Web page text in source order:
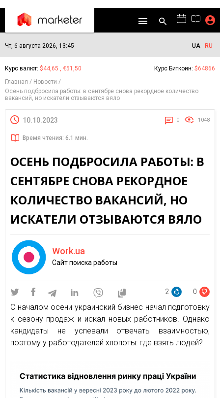
Чт, 6 августа 2026, 13:45 UA RU
Курс валют: $44,65 , €51,50 Курс Биткоин: $64866
Главная
Новости
Осень подбросила работы: в сентябре снова рекордное количество
вакансий, но искатели отзываются вяло
10.10.2023 0 1048
Время чтения: 6.1 мин.
ОСЕНЬ ПОДБРОСИЛА РАБОТЫ: В
СЕНТЯБРЕ СНОВА РЕКОРДНОЕ
КОЛИЧЕСТВО ВАКАНСИЙ, НО
ИСКАТЕЛИ ОТЗЫВАЮТСЯ ВЯЛО
Work.ua
Сайт поиска работы
2 0
С началом осени украинский бизнес начал подготовку
к сезону продаж и искал новых работников. Однако
кандидаты не успевали отвечать взаимностью,
поэтому у работодателей хлопоты: где взять людей?